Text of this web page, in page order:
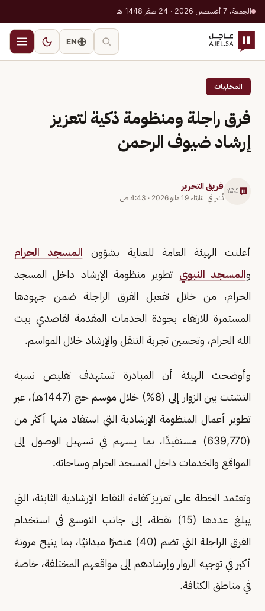
الجمعة، 7 أغسطس 2026 · 24 صفر 1448 هـ
EN
المحليات
فرق راجلة ومنظومة ذكية لتعزيز
إرشاد ضيوف الرحمن
فريق التحرير
نُشر في الثلاثاء 19 مايو 2026 · 4:43 ص
أعلنت الهيئة العامة للعناية بشؤون المسجد الحرام
والمسجد النبوي تطوير منظومة الإرشاد داخل المسجد
الحرام، من خلال تفعيل الفرق الراجلة ضمن جهودها
المستمرة للارتقاء بجودة الخدمات المقدمة لقاصدي بيت
الله الحرام، وتحسين تجربة التنقل والإرشاد خلال المواسم.
وأوضحت الهيئة أن المبادرة تستهدف تقليص نسبة
التشتت بين الزوار إلى (8%) خلال موسم حج (1447هـ)، عبر
تطوير أعمال المنظومة الإرشادية التي استفاد منها أكثر من
(639,770) مستفيدًا، بما يسهم في تسهيل الوصول إلى
المواقع والخدمات داخل المسجد الحرام وساحاته.
وتعتمد الخطة على تعزيز كفاءة النقاط الإرشادية الثابتة، التي
يبلغ عددها (15) نقطة، إلى جانب التوسع في استخدام
الفرق الراجلة التي تضم (40) عنصرًا ميدانيًا، بما يتيح مرونة
أكبر في توجيه الزوار وإرشادهم إلى مواقعهم المختلفة، خاصة
في مناطق الكثافة.